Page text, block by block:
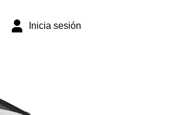
Inicia sesión